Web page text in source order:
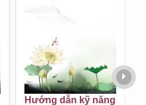
Hướng dẫn kỹ năng